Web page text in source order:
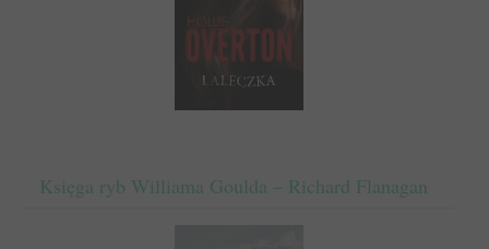
Księga ryb Williama Goulda – Richard Flanagan